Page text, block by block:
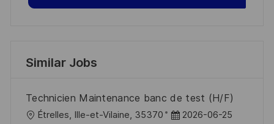
Similar Jobs
Technicien Maintenance banc de test (H/F)
L
Étrelles, Ille-et-Vilaine, 35370
P
2026-06-25